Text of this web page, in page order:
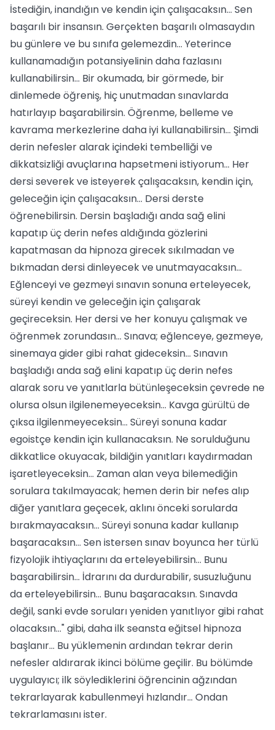
İstediğin, inandığın ve kendin için çalışacaksın... Sen
başarılı bir insansın. Gerçekten başarılı olmasaydın
bu günlere ve bu sınıfa gelemezdin... Yeterince
kullanamadığın potansiyelinin daha fazlasını
kullanabilirsin... Bir okumada, bir görmede, bir
dinlemede öğreniş, hiç unutmadan sınavlarda
hatırlayıp başarabilirsin. Öğrenme, belleme ve
kavrama merkezlerine daha iyi kullanabilirsin... Şimdi
derin nefesler alarak içindeki tembelliği ve
dikkatsizliği avuçlarına hapsetmeni istiyorum... Her
dersi severek ve isteyerek çalışacaksın, kendin için,
geleceğin için çalışacaksın... Dersi derste
öğrenebilirsin. Dersin başladığı anda sağ elini
kapatıp üç derin nefes aldığında gözlerini
kapatmasan da hipnoza girecek sıkılmadan ve
bıkmadan dersi dinleyecek ve unutmayacaksın...
Eğlenceyi ve gezmeyi sınavın sonuna erteleyecek,
süreyi kendin ve geleceğin için çalışarak
geçireceksin. Her dersi ve her konuyu çalışmak ve
öğrenmek zorundasın... Sınava; eğlenceye, gezmeye,
sinemaya gider gibi rahat gideceksin... Sınavın
başladığı anda sağ elini kapatıp üç derin nefes
alarak soru ve yanıtlarla bütünleşeceksin çevrede ne
olursa olsun ilgilenemeyeceksin... Kavga gürültü de
çıksa ilgilenmeyeceksin... Süreyi sonuna kadar
egoistçe kendin için kullanacaksın. Ne sorulduğunu
dikkatlice okuyacak, bildiğin yanıtları kaydırmadan
işaretleyeceksin... Zaman alan veya bilemediğin
sorulara takılmayacak; hemen derin bir nefes alıp
diğer yanıtlara geçecek, aklını önceki sorularda
bırakmayacaksın... Süreyi sonuna kadar kullanıp
başaracaksın... Sen istersen sınav boyunca her türlü
fizyolojik ihtiyaçlarını da erteleyebilirsin... Bunu
başarabilirsin... İdrarını da durdurabilir, susuzluğunu
da erteleyebilirsin... Bunu başaracaksın. Sınavda
değil, sanki evde soruları yeniden yanıtlıyor gibi rahat
olacaksın..." gibi, daha ilk seansta eğitsel hipnoza
başlanır... Bu yüklemenin ardından tekrar derin
nefesler aldırarak ikinci bölüme geçilir. Bu bölümde
uygulayıcı; ilk söylediklerini öğrencinin ağzından
tekrarlayarak kabullenmeyi hızlandır... Ondan
tekrarlamasını ister.